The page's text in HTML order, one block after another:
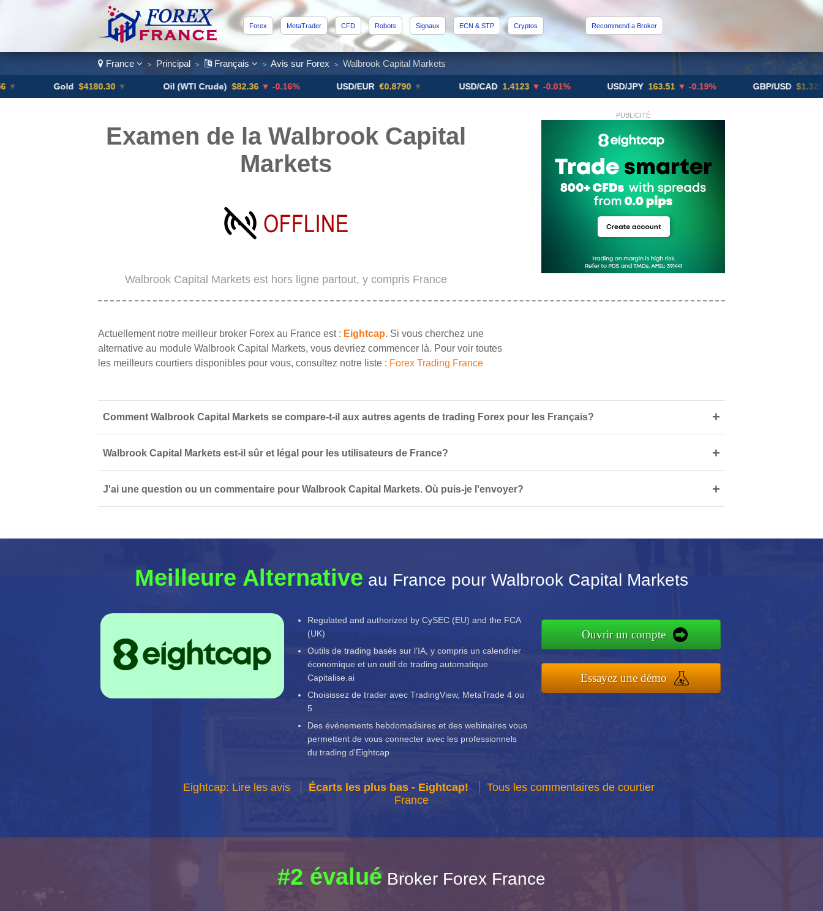
Forex MetaTrader CFD Robots Signaux ECN & STP Cryptos Recommend a Broker
France > Principal > Français > Avis sur Forex > Walbrook Capital Markets
$4180.30 ▼ Oil (WTI Crude) $82.36 ▼ -0.16% USD/EUR €0.8790 ▼ USD/CAD 1.4123 ▼ -0.01% USD/JPY 163.51 ▼ -0.19% GBP/USD $1.3291 ▼ -
PUBLICITÉ
Examen de la Walbrook Capital
Markets
Walbrook Capital Markets est hors ligne partout, y compris France
Actuellement notre meilleur broker Forex au France est : Eightcap. Si vous cherchez une
alternative au module Walbrook Capital Markets, vous devriez commencer là. Pour voir toutes
les meilleurs courtiers disponibles pour vous, consultez notre liste : Forex Trading France
Comment Walbrook Capital Markets se compare-t-il aux autres agents de trading Forex pour les Français? +
Walbrook Capital Markets est-il sûr et légal pour les utilisateurs de France? +
J'ai une question ou un commentaire pour Walbrook Capital Markets. Où puis-je l'envoyer? +
Meilleure Alternative au France pour Walbrook Capital Markets
Regulated and authorized by CySEC (EU) and the FCA
(UK)
Outils de trading basés sur l'IA, y compris un calendrier
économique et un outil de trading automatique
Capitalise.ai
Choisissez de trader avec TradingView, MetaTrade 4 ou
5
Des événements hebdomadaires et des webinaires vous
permettent de vous connecter avec les professionnels
du trading d'Eightcap
Ouvrir un compte
Essayez une démo
Eightcap: Lire les avis Écarts les plus bas - Eightcap!
Tous les commentaires de courtier
France
#2 évalué Broker Forex France